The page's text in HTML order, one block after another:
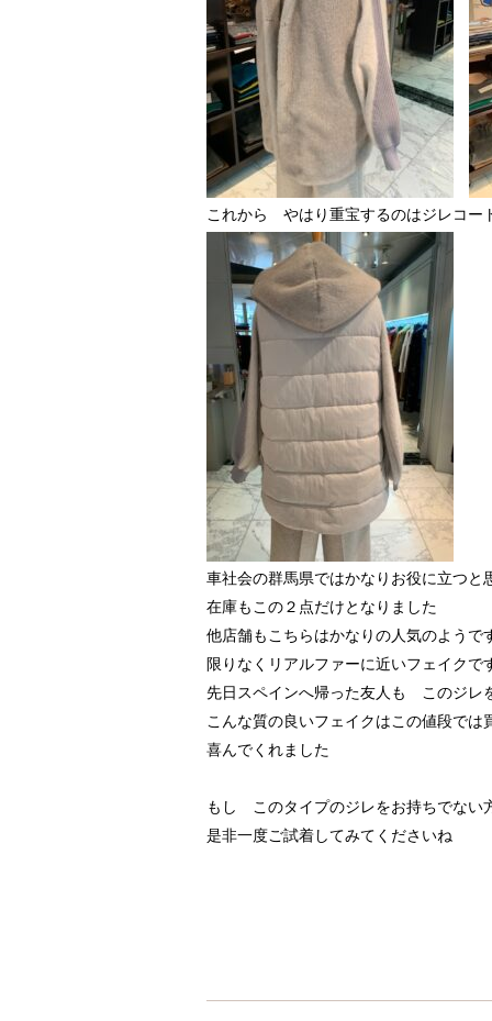
これから やはり重宝するのはジレコー
車社会の群馬県ではかなりお役に立つと
在庫もこの２点だけとなりました
他店舗もこちらはかなりの人気のようで
限りなくリアルファーに近いフェイクで
先日スペインへ帰った友人も このジレ
こんな質の良いフェイクはこの値段では
喜んでくれました
もし このタイプのジレをお持ちでない
是非一度ご試着してみてくださいね